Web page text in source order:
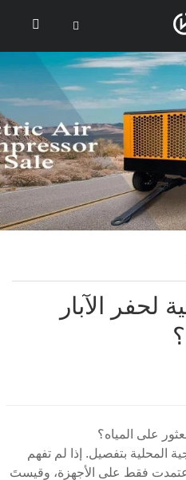
لحفر الآبار
على المياه؟
المحلية بتفصيل. إذا لم تفهم
فقط على الأجهزة، وقيستَ